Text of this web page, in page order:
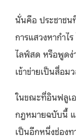
นั่นคือ ประชาชน
การแสวงหากำไ
ไลฟ์สด หรือพูดง่
เข้าข่ายเป็นสื่อ
ในขณะที่อินฟลูเ
กฎหมายฉบับนี้ แ
เป็นอีกหนึ่งช่องท